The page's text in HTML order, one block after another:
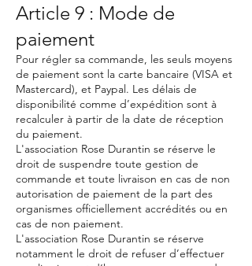
Article 9 : Mode de
paiement
Pour régler sa commande, les seuls moyens
de paiement sont la carte bancaire (VISA et
Mastercard), et Paypal. Les délais de
disponibilité comme d’expédition sont à
recalculer à partir de la date de réception
du paiement.
L'association Rose Durantin se réserve le
droit de suspendre toute gestion de
commande et toute livraison en cas de non
autorisation de paiement de la part des
organismes officiellement accrédités ou en
cas de non paiement.
L'association Rose Durantin se réserve
notamment le droit de refuser d’effectuer